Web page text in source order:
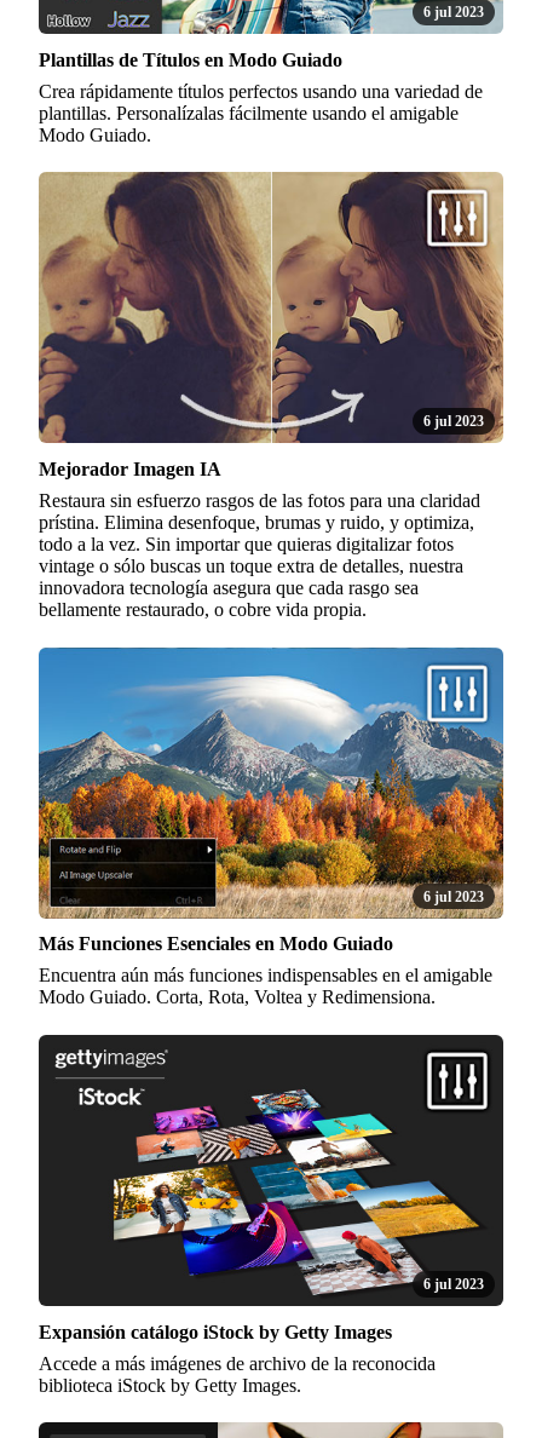
6 jul 2023
Plantillas de Títulos en Modo Guiado
Crea rápidamente títulos perfectos usando una variedad de
plantillas. Personalízalas fácilmente usando el amigable
Modo Guiado.
6 jul 2023
Mejorador Imagen IA
Restaura sin esfuerzo rasgos de las fotos para una claridad
prístina. Elimina desenfoque, brumas y ruido, y optimiza,
todo a la vez. Sin importar que quieras digitalizar fotos
vintage o sólo buscas un toque extra de detalles, nuestra
innovadora tecnología asegura que cada rasgo sea
bellamente restaurado, o cobre vida propia.
6 jul 2023
Más Funciones Esenciales en Modo Guiado
Encuentra aún más funciones indispensables en el amigable
Modo Guiado. Corta, Rota, Voltea y Redimensiona.
6 jul 2023
Expansión catálogo iStock by Getty Images
Accede a más imágenes de archivo de la reconocida
biblioteca iStock by Getty Images.